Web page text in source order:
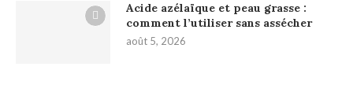
Acide azélaïque et peau grasse :
comment l’utiliser sans assécher
août 5, 2026